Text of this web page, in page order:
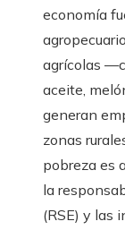
economía
agrícolas
aceite,
generan
zonas
pobreza es
la
(RSE) y las